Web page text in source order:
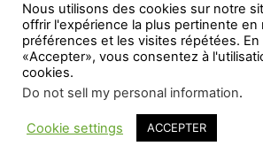
Nous utilisons des cookies sur notre
offrir l'expérience la plus pertinente en
préférences et les visites répétées.
«Accepter», vous consentez à
cookies.
Do not sell my personal information.
Cookie settings ACCEPTER